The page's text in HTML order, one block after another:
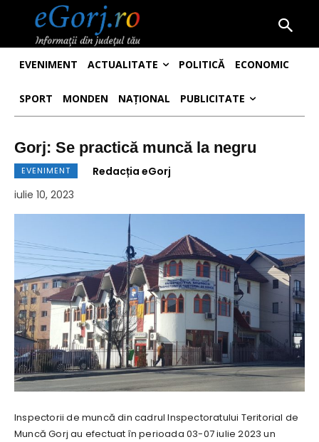
EVENIMENT ACTUALITATE POLITICĂ ECONOMIC
SPORT MONDEN NAȚIONAL PUBLICITATE
Gorj: Se practică muncă la negru
EVENIMENT
Redacția eGorj
iulie 10, 2023
Inspectorii de muncă din cadrul Inspectoratului Teritorial de
Muncă Gorj au efectuat în perioada 03-07 iulie 2023 un